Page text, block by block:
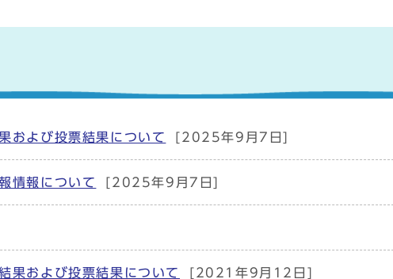
および投票結果について [2025年9月7日]
情報について [2025年9月7日]
果および投票結果について [2021年9月12日]